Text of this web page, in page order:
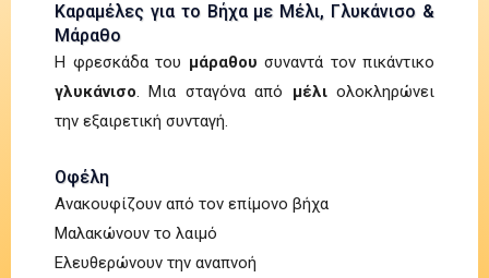
Καραμέλες για το Bήχα με Μέλι, Γλυκάνισο &
Μάραθο
H φρεσκάδα του μάραθου συναντά τον πικάντικο
γλυκάνισο. Μια σταγόνα από μέλιολοκληρώνει
την εξαιρετική συνταγή.
Οφέλη
Ανακουφίζουν από τον επίμονο βήχα
Μαλακώνουν το λαιμό
Ελευθερώνουν την αναπνοή